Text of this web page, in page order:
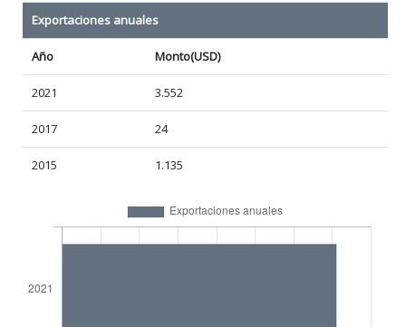
Exportaciones anuales
Año Monto(USD)
2021 3.552
2017 24
2015 1.135